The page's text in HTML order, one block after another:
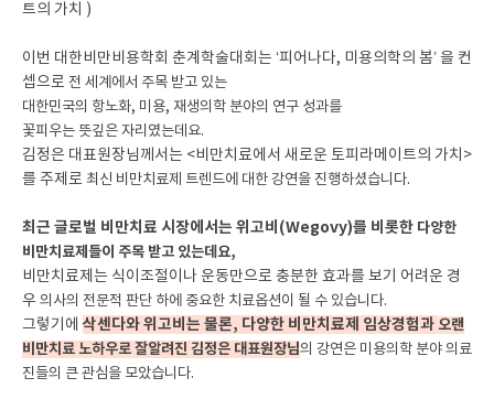
트의 가치 )
이번 대한비만비용학회 춘계학술대회는 ‘피어나다, 미용의학의 봄’ 을 컨
셉으로 전 세계에서 주목 받고 있는
대한민국의 항노화, 미용, 재생의학 분야의 연구 성과를
꽃피우는 뜻깊은 자리였는데요.
김정은 대표원장님께서는 <비만치료에서 새로운 토피라메이트의 가치>
를 주제로 최신 비만치료제 트렌드에 대한 강연을 진행하셨습니다.
최근 글로벌 비만치료 시장에서는 위고비(Wegovy)를 비롯한 다양한
비만치료제들이 주목 받고 있는데요,
비만치료제는 식이조절이나 운동만으로 충분한 효과를 보기 어려운 경
우 의사의 전문적 판단 하에 중요한 치료옵션이 될 수 있습니다.
그렇기에 삭센다와 위고비는 물론, 다양한 비만치료제 임상경험과 오랜
비만치료 노하우로 잘알려진 김정은 대표원장님의 강연은 미용의학 분야 의료
진들의 큰 관심을 모았습니다.